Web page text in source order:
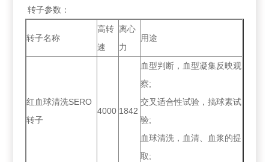
转子参数：
转子名称
高转
速
离心
力
用途
红血球清洗SERO
转子
4000 1842
血型判断，血型凝集反映观
察;
交叉适合性试验，搞球素试
验;
血球清洗，血清、血浆的提
取;